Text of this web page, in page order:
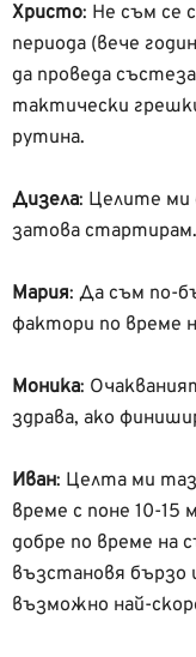
Христо: Не съм се
периода (вече
да проведа
тактически
рутина.
Дизела: Целите ми
затова стартирам.
Мария: Да съм по-
фактори по време
Моника:
здрава, ако
Иван: Целта ми
време с поне 10-15
добре по време на
възстановя бързо
възможно най-